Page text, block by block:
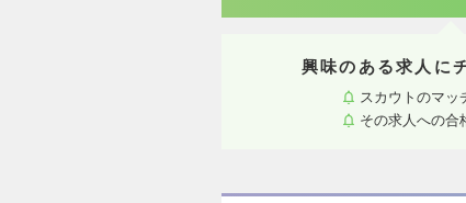
興味のある求人に
スカウトのマッ
その求人への合